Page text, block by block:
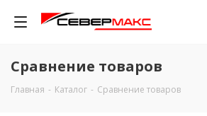
Сравнение товаров
Главная - Каталог - Сравнение товаров